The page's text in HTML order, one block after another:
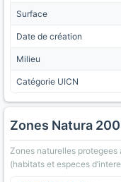
Surface
Date de création
Milieu
Catégorie UICN
Zones Natura
Zones naturelles
(habitats et especes